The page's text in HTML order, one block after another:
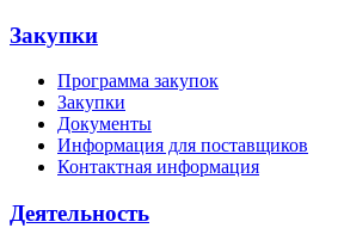
Закупки
Программа закупок
Закупки
Документы
Информация для поставщиков
Контактная информация
Деятельность